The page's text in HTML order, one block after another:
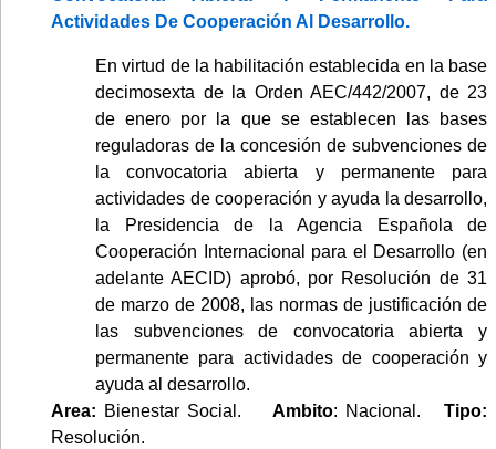
Actividades De Cooperación Al Desarrollo.
En virtud de la habilitación establecida en la base
decimosexta de la Orden AEC/442/2007, de 23
de enero por la que se establecen las bases
reguladoras de la concesión de subvenciones de
la convocatoria abierta y permanente para
actividades de cooperación y ayuda la desarrollo,
la Presidencia de la Agencia Española de
Cooperación Internacional para el Desarrollo (en
adelante AECID) aprobó, por Resolución de 31
de marzo de 2008, las normas de justificación de
las subvenciones de convocatoria abierta y
permanente para actividades de cooperación y
ayuda al desarrollo.
Area: Bienestar Social. Ambito: Nacional. Tipo:
Resolución.